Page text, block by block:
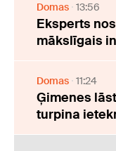
Domas 13:56
Eksperts
mākslīgais
Domas 11:24
Ģimenes
turpina